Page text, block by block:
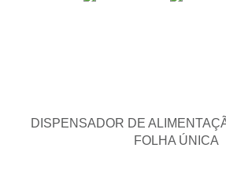
DISPENSADOR DE
FOLHA ÚNICA